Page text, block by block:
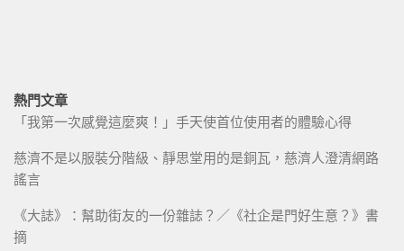
熱門文章
「我第一次感覺這麼爽！」手天使首位使用者的體驗心得
慈濟不是以服裝分階級、靜思堂用的是銅瓦，慈濟人澄清網路
謠言
《大誌》：幫助街友的一份雜誌？／《社企是門好生意？》書
摘